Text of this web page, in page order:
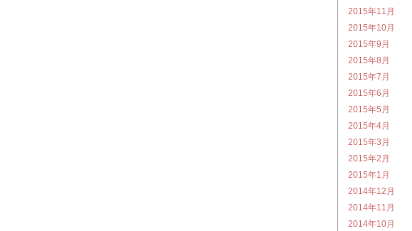
2015年11月
2015年10月
2015年9月
2015年8月
2015年7月
2015年6月
2015年5月
2015年4月
2015年3月
2015年2月
2015年1月
2014年12月
2014年11月
2014年10月